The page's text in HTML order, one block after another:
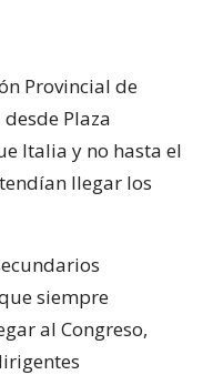
Provincial de
Plaza
Italia y no hasta el
llegar los
siempre
al Congreso,